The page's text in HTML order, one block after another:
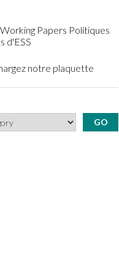
Papers Politiques
d'ESS
notre plaquette